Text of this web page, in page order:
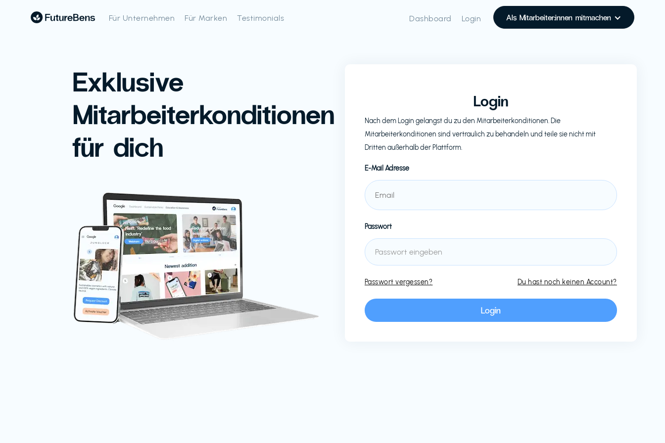
Für Unternehmen Für Marken Testimonials Dashboard Login Als Mitarbeiter:innen mitmachen
Exklusive
Mitarbeiterkonditionen
für dich
Login
Nach dem Login gelangst du zu den Mitarbeiterkonditionen. Die
Mitarbeiterkonditionen sind vertraulich zu behandeln und teile sie nicht mit
Dritten außerhalb der Plattform.
E-Mail Adresse
Passwort
Passwort vergessen? Du hast noch keinen Account?